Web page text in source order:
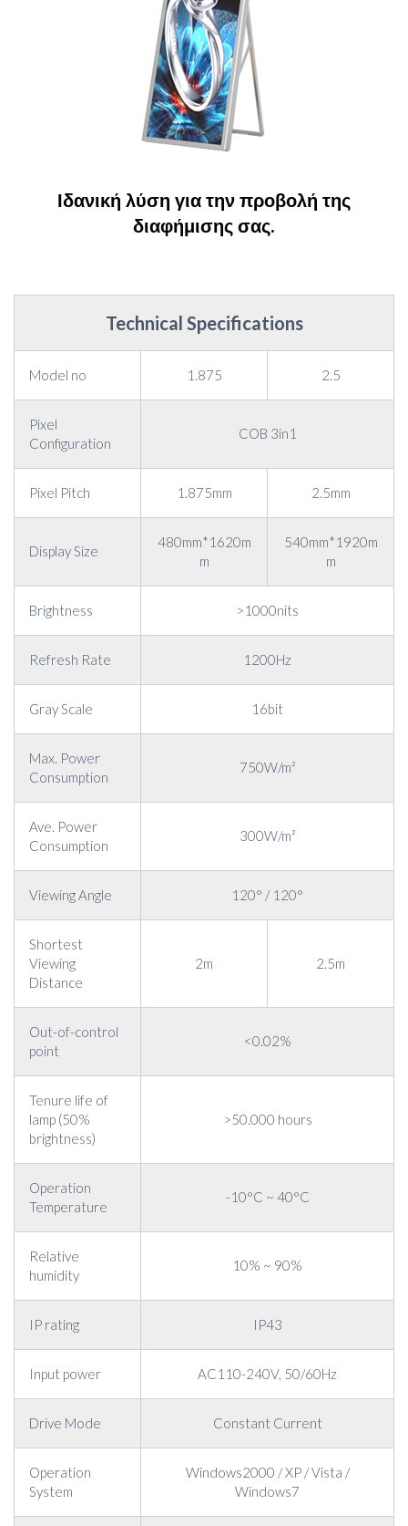
Ιδανική λύση για την προβολή της
διαφήμισης σας.
Technical Specifications
Model no 1.875 2.5
Pixel
Configuration
COB 3in1
Pixel Pitch 1.875mm 2.5mm
Display Size
480mm*1620m
m
540mm*1920m
m
Brightness >1000nits
Refresh Rate 1200Hz
Gray Scale 16bit
Max. Power
Consumption
750W/m²
Ave. Power
Consumption
300W/m²
Viewing Angle 120° / 120°
Shortest
Viewing
Distance
2m 2.5m
Out-of-control
point
<0.02%
Tenure life of
lamp (50%
brightness)
>50.000 hours
Operation
Temperature
-10°C ~ 40°C
Relative
humidity
10% ~ 90%
IP rating IP43
Input power AC110-240V, 50/60Hz
Drive Mode Constant Current
Operation
System
Windows2000 / XP / Vista /
Windows7